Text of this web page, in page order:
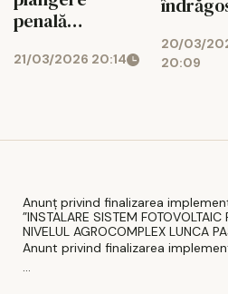
penală
Honorius
21/03/2026 20:14
a dat-o
gol pe
20/03/
20:09
Anunț privind finalizarea
”INSTALARE SISTEM
NIVELUL AGROCOMPLEX LUNCA
Anunt privind finalizarea
...